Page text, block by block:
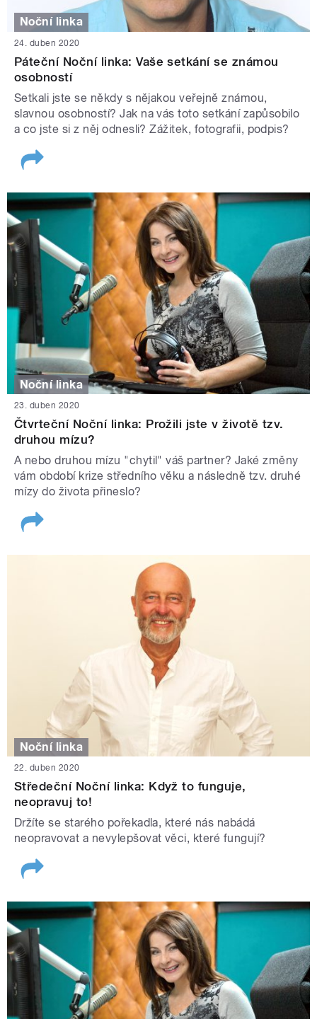
Noční linka
24. duben 2020
Páteční Noční linka: Vaše setkání se známou
osobností
Setkali jste se někdy s nějakou veřejně známou,
slavnou osobností? Jak na vás toto setkání zapůsobilo
a co jste si z něj odnesli? Zážitek, fotografii, podpis?
Noční linka
23. duben 2020
Čtvrteční Noční linka: Prožili jste v životě tzv.
druhou mízu?
A nebo druhou mízu "chytil" váš partner? Jaké změny
vám období krize středního věku a následně tzv. druhé
mízy do života přineslo?
Noční linka
22. duben 2020
Středeční Noční linka: Když to funguje,
neopravuj to!
Držíte se starého pořekadla, které nás nabádá
neopravovat a nevylepšovat věci, které fungují?